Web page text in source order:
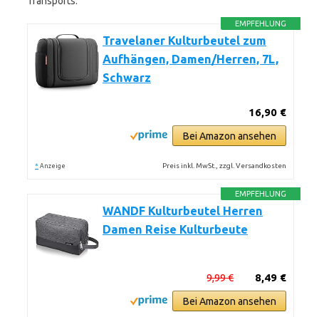
EMPFEHLUNG
Travelaner Kulturbeutel zum
Aufhängen, Damen/Herren, 7L,
Schwarz
16,90 €
Bei Amazon ansehen
* Anzeige Preis inkl. MwSt., zzgl. Versandkosten
EMPFEHLUNG
WANDF Kulturbeutel Herren
Damen Reise Kulturbeute
8,49 €
9,99 €
Bei Amazon ansehen